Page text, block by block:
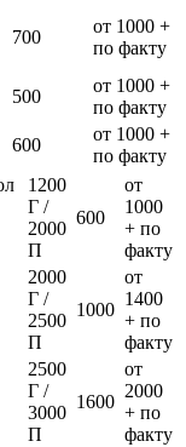
700
от 1000 +
по факту
500
от 1000 +
по факту
600
от 1000 +
по факту
1200
Г /
2000
П
600
от
1000
+ по
факту
2000
Г /
2500
П
1000
от
1400
+ по
факту
2500
Г /
3000
П
1600
от
2000
+ по
факту